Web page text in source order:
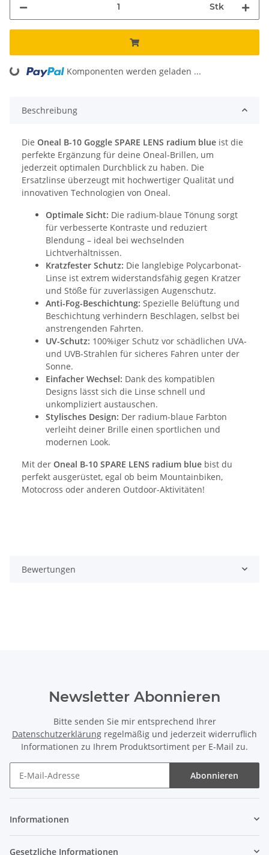
Stk
Loading... Komponenten werden geladen ...
Beschreibung
Die Oneal B-10 Goggle SPARE LENS radium blue ist die
perfekte Ergänzung für deine Oneal-Brillen, um
jederzeit optimalen Durchblick zu haben. Die
Ersatzlinse überzeugt mit hochwertiger Qualität und
innovativen Technologien von Oneal.
Optimale Sicht: Die radium-blaue Tönung sorgt
für verbesserte Kontraste und reduziert
Blendung – ideal bei wechselnden
Lichtverhältnissen.
Kratzfester Schutz: Die langlebige Polycarbonat-
Linse ist extrem widerstandsfähig gegen Kratzer
und Stöße für zuverlässigen Augenschutz.
Anti-Fog-Beschichtung: Spezielle Belüftung und
Beschichtung verhindern Beschlagen, selbst bei
anstrengenden Fahrten.
UV-Schutz: 100%iger Schutz vor schädlichen UVA-
und UVB-Strahlen für sicheres Fahren unter der
Sonne.
Einfacher Wechsel: Dank des kompatiblen
Designs lässt sich die Linse schnell und
unkompliziert austauschen.
Stylisches Design: Der radium-blaue Farbton
verleiht deiner Brille einen sportlichen und
modernen Look.
Mit der Oneal B-10 SPARE LENS radium blue bist du
perfekt ausgerüstet, egal ob beim Mountainbiken,
Motocross oder anderen Outdoor-Aktivitäten!
Bewertungen
Newsletter Abonnieren
Bitte senden Sie mir entsprechend Ihrer
Datenschutzerklärung regelmäßig und jederzeit widerruflich
Informationen zu Ihrem Produktsortiment per E-Mail zu.
Abonnieren
Informationen
Gesetzliche Informationen